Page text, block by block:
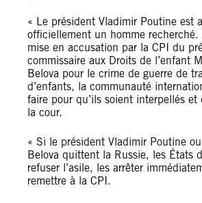
« Le président Vladimir Poutine est
officiellement un homme
mise en accusation par la CPI du
commissaire aux Droits de l’enfant
Belova pour le crime de guerre de
d’enfants, la communauté
faire pour qu’ils soient interpellés et
la cour.
« Si le président Vladimir Poutine
Belova quittent la Russie, les États
refuser l’asile, les arrêter
remettre à la CPI.